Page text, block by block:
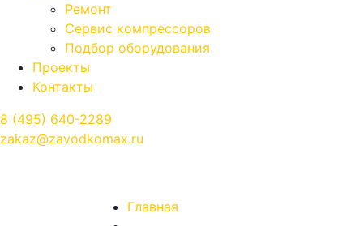
Ремонт
Сервис компрессоров
Подбор оборудования
Проекты
Контакты
8 (495) 640-2289
zakaz@zavodkomax.ru
Главная